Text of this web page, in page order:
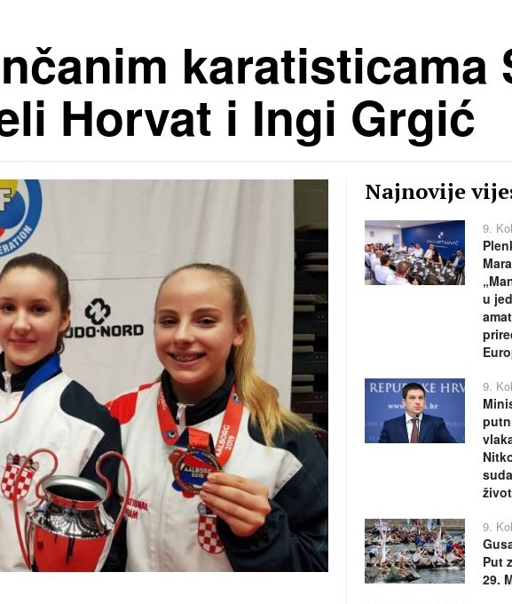
karatisticama
Horvat i Ingi Grgić
Najnovije
9.
u
9.
9.
Put
29.